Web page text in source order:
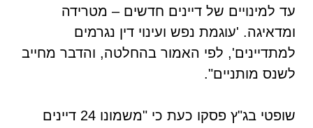
עד למינויים של דיינים חדשים – מטרידה
ומדאיגה. 'עוגמת נפש ועינוי דין נגרמים
למתדיינים', לפי האמור בהחלטה, והדבר מחייב
לשנס מותניים".
שופטי בג"ץ פסקו כעת כי "משמונו 24 דיינים